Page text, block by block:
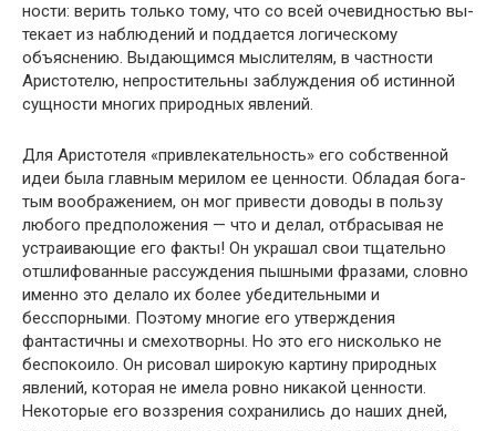
ности: верить только тому, что со всей очевидностью вы­
текает из наблюдений и поддается логическому
объясне­нию. Выдающимся мыслителям, в частности
Аристотелю, непростительны заблуждения об истинной
сущности мно­гих природных явлений.
Для Аристотеля «привлекательность» его собственной
идеи была главным мерилом ее ценности. Обладая бога­
тым воображением, он мог привести доводы в пользу
лю­бого предположения — что и делал, отбрасывая не
устраи­вающие его факты! Он украшал свои тщательно
отшли­фованные рассуждения пышными фразами, словно
именно это делало их более убедительными и
бесспорными. По­этому многие его утверждения
фантастичны и смехотвор­ны. Но это его нисколько не
беспокоило. Он рисовал ши­рокую картину природных
явлений, которая не имела ровно никакой ценности.
Некоторые его воззрения сохра­нились до наших дней,